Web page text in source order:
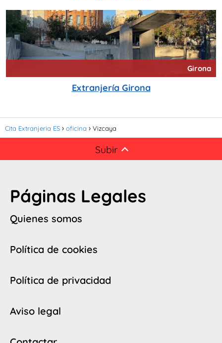
Girona
Extranjería Girona
Cita Extranjeria ES oficina Vizcaya
Subir
Páginas Legales
Quienes somos
Política de cookies
Política de privacidad
Aviso legal